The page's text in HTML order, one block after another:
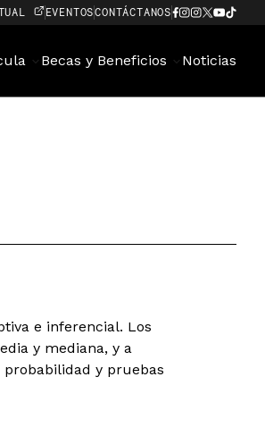
EVENTOSCONTÁCTANOS
Becas y Beneficios Noticias
e inferencial. Los
y mediana, y a
y pruebas